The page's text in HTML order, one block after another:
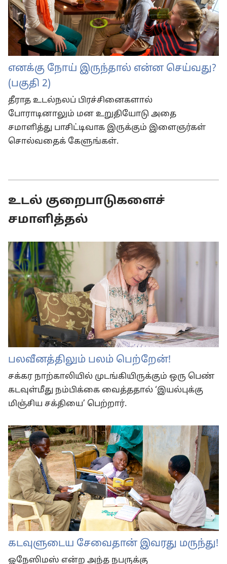
எனக்கு நோய் இருந்தால் என்ன செய்வது?
(பகுதி 2)
தீராத உடல்நலப் பிரச்சினைகளால்
போராடினாலும் மன உறுதியோடு அதை
சமாளித்து பாசிட்டிவாக இருக்கும் இளைஞர்கள்
சொல்வதைக் கேளுங்கள்.
உடல் குறைபாடுகளைச்
சமாளித்தல்
பலவீனத்திலும் பலம் பெற்றேன்!
சக்கர நாற்காலியில் முடங்கியிருக்கும் ஒரு பெண்
கடவுள்மீது நம்பிக்கை வைத்ததால் ‘இயல்புக்கு
மிஞ்சிய சக்தியை’ பெற்றார்.
கடவுளுடைய சேவைதான் இவரது மருந்து!
ஓநேஸிமஸ் என்ற அந்த நபருக்கு